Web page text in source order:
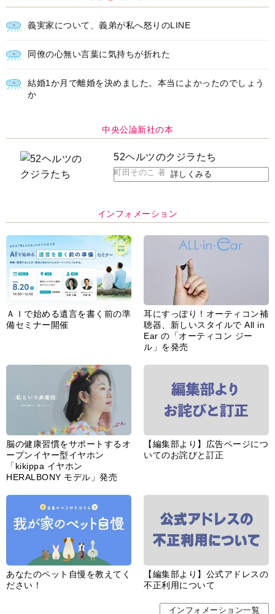
義実家について、義弟が私へ怒りのLINE
同僚の心無い言葉に気持ちが折れた
結婚1か月で離婚を決めました。本当によかったのでしょう
か
中央公論新社の本
52ヘルツのクジラたち
町田そのこ 著 詳しくみる
インフォメーション
ＡＩで始める遺言を書く前の準
備セミナー開催
耳にすっぽり！オーティコン補
聴器、新しいスタイルで All in
Ear の「オーティコン ジー
ル」を発売
脳の健康習慣をサポートするオ
ープンイヤー型イヤホン
「kikippa イヤホン
HERALBONY モデル」発売
【編集部より】広告ページにつ
いてのお詫びと訂正
あなたのペット自慢を教えてく
ださい！
【編集部より】公式アドレスの
不正利用について
インフォメーション一覧